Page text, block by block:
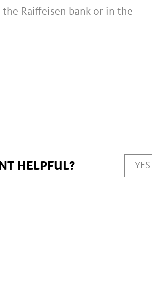
Raiffeisen bank or in the
HELPFUL? YES